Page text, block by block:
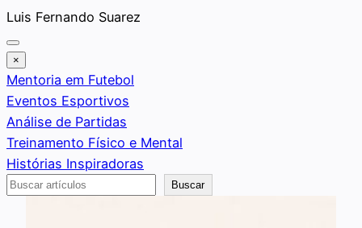
Saltar
al
contenido
Luis Fernando Suarez
×
Mentoria em Futebol
Eventos Esportivos
Análise de Partidas
Treinamento Físico e Mental
Histórias Inspiradoras
Buscar
Buscar